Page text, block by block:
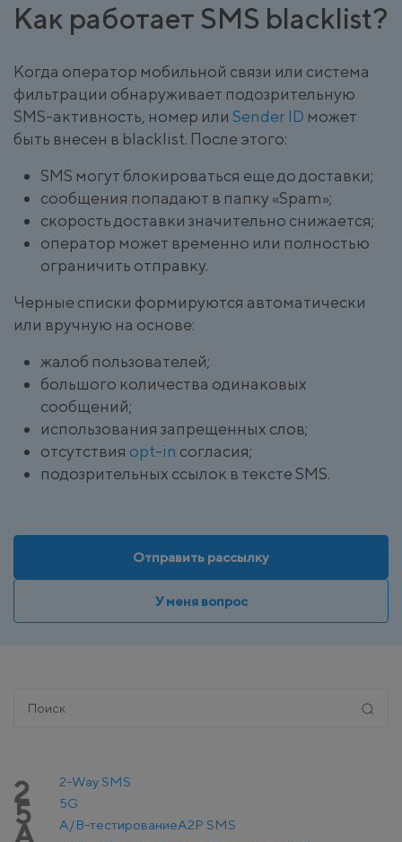
Как работает SMS blacklist?
Когда оператор мобильной связи или система
фильтрации обнаруживает подозрительную
SMS-активность, номер или Sender ID может
быть внесен в blacklist. После этого:
SMS могут блокироваться еще до доставки;
сообщения попадают в папку «Spam»;
скорость доставки значительно снижается;
оператор может временно или полностью
ограничить отправку.
Черные списки формируются автоматически
или вручную на основе:
жалоб пользователей;
большого количества одинаковых
сообщений;
использования запрещенных слов;
отсутствия opt-in согласия;
подозрительных ссылок в тексте SMS.
Отправить рассылку
У меня вопрос
2 2-Way SMS
5 5G
A A/B-тестированиеA2P SMS